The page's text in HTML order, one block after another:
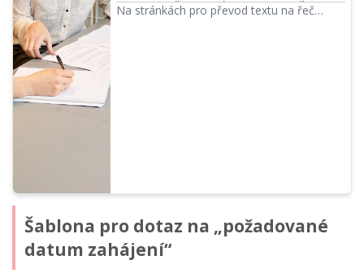
fakturu. O účtenkách｜Software pro převod
textu na řeč Ondoku
Na stránkách pro převod textu na řeč
Šablona pro dotaz na „požadované
datum zahájení“